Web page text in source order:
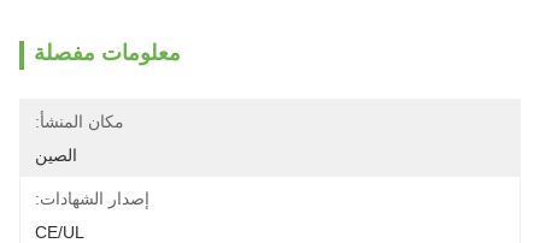
معلومات مفصلة
مكان المنشأ:
الصين
إصدار الشهادات:
CE/UL